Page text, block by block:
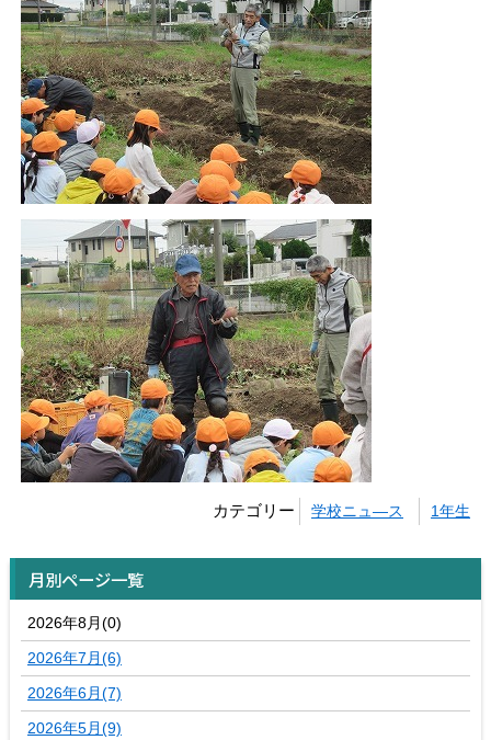
カテゴリー 学校ニュ―ス 1年生
月別ページ一覧
2026年8月(0)
2026年7月(6)
2026年6月(7)
2026年5月(9)